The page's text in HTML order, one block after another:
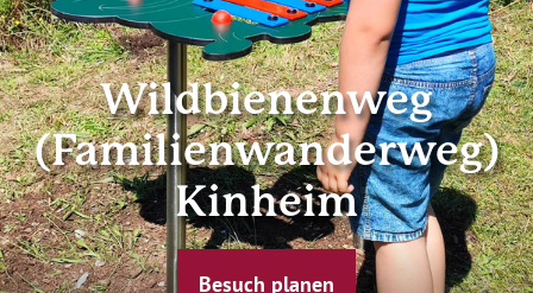
Wildbienenweg
(Familienwanderweg)
Kinheim
Besuch planen